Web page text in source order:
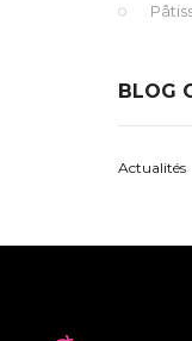
BLOG
Actualités